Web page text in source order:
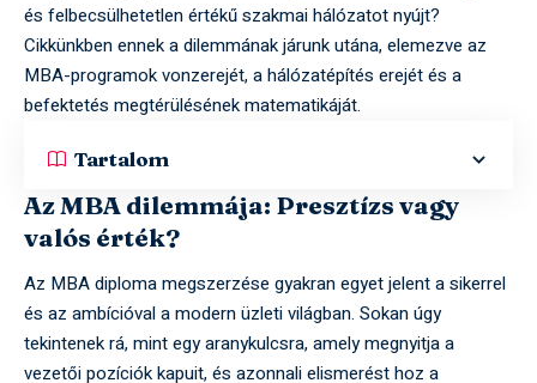
és felbecsülhetetlen értékű szakmai hálózatot nyújt?
Cikkünkben ennek a dilemmának járunk utána, elemezve az
MBA-programok vonzerejét, a hálózatépítés erejét és a
befektetés megtérülésének matematikáját.
Tartalom
Az MBA dilemmája: Presztízs vagy
valós érték?
Az MBA diploma megszerzése gyakran egyet jelent a sikerrel
és az ambícióval a modern üzleti világban. Sokan úgy
tekintenek rá, mint egy aranykulcsra, amely megnyitja a
vezetői pozíciók kapuit, és azonnali elismerést hoz a